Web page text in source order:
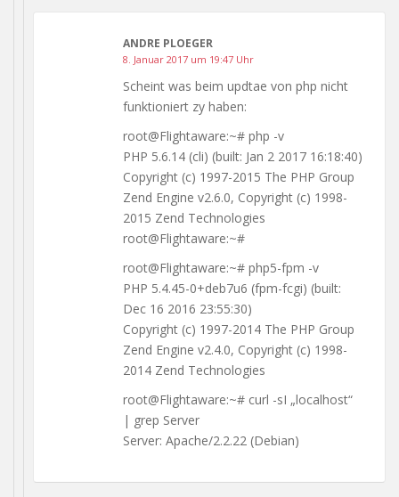
ANDRE PLOEGER
8. Januar 2017 um 19:47 Uhr
Scheint was beim updtae von php nicht
funktioniert zy haben:
root@Flightaware:~# php -v
PHP 5.6.14 (cli) (built: Jan 2 2017 16:18:40)
Copyright (c) 1997-2015 The PHP Group
Zend Engine v2.6.0, Copyright (c) 1998-
2015 Zend Technologies
root@Flightaware:~#
root@Flightaware:~# php5-fpm -v
PHP 5.4.45-0+deb7u6 (fpm-fcgi) (built:
Dec 16 2016 23:55:30)
Copyright (c) 1997-2014 The PHP Group
Zend Engine v2.4.0, Copyright (c) 1998-
2014 Zend Technologies
root@Flightaware:~# curl -sI „localhost“
| grep Server
Server: Apache/2.2.22 (Debian)